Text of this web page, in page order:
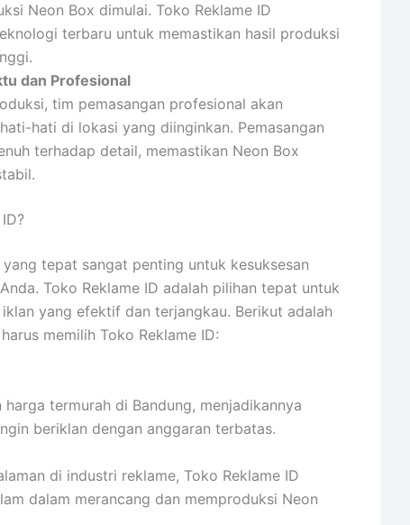
Neon Box dimulai. Toko Reklame ID
terbaru untuk memastikan hasil produksi
dan Profesional
tim pemasangan profesional akan
hati di lokasi yang diinginkan. Pemasangan
terhadap detail, memastikan Neon Box
tepat sangat penting untuk kesuksesan
Toko Reklame ID adalah pilihan tepat untuk
yang efektif dan terjangkau. Berikut adalah
memilih Toko Reklame ID:
termurah di Bandung, menjadikannya
beriklan dengan anggaran terbatas.
di industri reklame, Toko Reklame ID
dalam merancang dan memproduksi Neon